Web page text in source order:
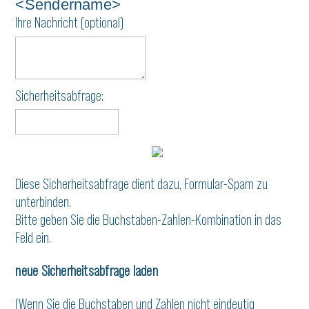
<Sendername>
Ihre Nachricht (optional)
Sicherheitsabfrage:
Diese Sicherheitsabfrage dient dazu, Formular-Spam zu
unterbinden.
Bitte geben Sie die Buchstaben-Zahlen-Kombination in das
Feld ein.
neue Sicherheitsabfrage laden
(Wenn Sie die Buchstaben und Zahlen nicht eindeutig